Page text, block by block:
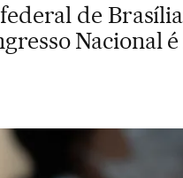
de
Nacional